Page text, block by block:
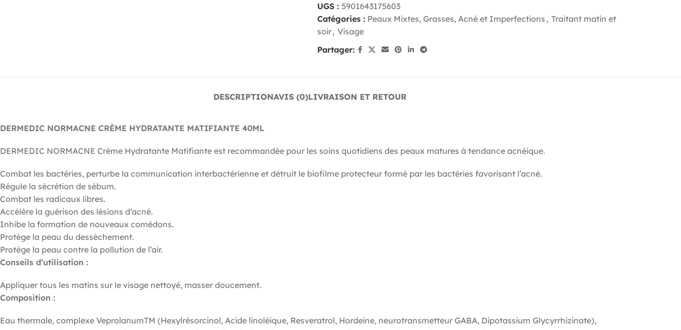
UGS : 5901643175603
Catégories : Peaux Mixtes, Grasses, Acné et Imperfections , Traitant matin et
soir, Visage
Partager:
DESCRIPTIONAVIS (0)LIVRAISON ET RETOUR
DERMEDIC NORMACNE CRÈME HYDRATANTE MATIFIANTE 40ML
DERMEDIC NORMACNE Crème Hydratante Matifiante est recommandée pour les soins quotidiens des peaux matures à tendance acnéique.
Combat les bactéries, perturbe la communication interbactérienne et détruit le biofilme protecteur formé par les bactéries favorisant l’acné.
Régule la sécrétion de sébum.
Combat les radicaux libres.
Accélère la guérison des lésions d’acné.
Inhibe la formation de nouveaux comédons.
Protège la peau du dessèchement.
Protège la peau contre la pollution de l’air.
Conseils d’utilisation :
Appliquer tous les matins sur le visage nettoyé, masser doucement.
Composition :
Eau thermale, complexe VeprolanumTM (Hexylrésorcinol, Acide linoléique, Resveratrol, Hordeine, neurotransmetteur GABA, Dipotassium Glycyrrhizinate),